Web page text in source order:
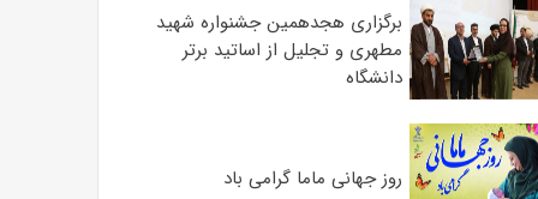
برگزاری هجدهمین جشنواره شهید
مطهری و تجلیل از اساتید برتر
دانشگاه
روز جهانی ماما گرامی باد